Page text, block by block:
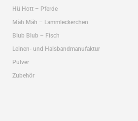
Hü Hott – Pferde
Mäh Mäh – Lammleckerchen
Blub Blub – Fisch
Leinen- und Halsbandmanufaktur
Pulver
Zubehör